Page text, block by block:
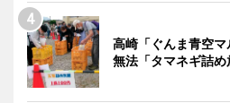
高崎「ぐんま青空
無法「タマネギ詰め